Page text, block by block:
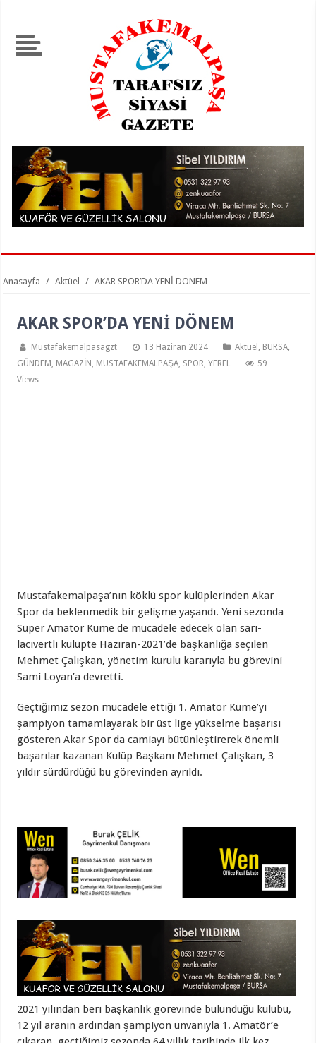
Anasayfa / Aktüel / AKAR SPOR’DA YENİ DÖNEM
AKAR SPOR’DA YENİ DÖNEM
Mustafakemalpasagzt 13 Haziran 2024 Aktüel BURSA,
GÜNDEM MAGAZİN MUSTAFAKEMALPAŞA SPOR ,YEREL
59
Views
Mustafakemalpaşa’nın köklü spor kulüplerinden Akar
Spor da beklenmedik bir gelişme yaşandı. Yeni sezonda
Süper Amatör Küme de mücadele edecek olan sarı-
lacivertli kulüpte Haziran-2021’de başkanlığa seçilen
Mehmet Çalışkan, yönetim kurulu kararıyla bu görevini
Sami Loyan’a devretti.
Geçtiğimiz sezon mücadele ettiği 1. Amatör Küme’yi
şampiyon tamamlayarak bir üst lige yükselme başarısı
gösteren Akar Spor da camiayı bütünleştirerek önemli
başarılar kazanan Kulüp Başkanı Mehmet Çalışkan, 3
yıldır sürdürdüğü bu görevinden ayrıldı.
2021 yılından beri başkanlık görevinde bulunduğu kulübü,
12 yıl aranın ardından şampiyon unvanıyla 1. Amatör’e